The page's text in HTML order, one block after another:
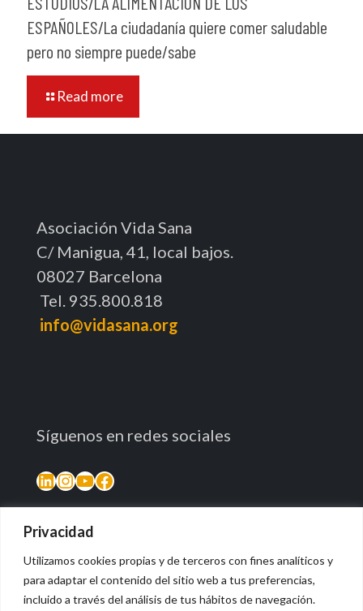
Privacidad
Utilizamos cookies propias y de terceros con fines analíticos y
para adaptar el contenido del sitio web a tus preferencias,
incluido a través del análisis de tus hábitos de navegación.
ESPAÑOLES/La ciudadanía quiere comer saludable
pero no siempre puede/sabe
Read more
Asociación Vida Sana
C/ Manigua, 41, local bajos.
08027 Barcelona
Tel. 935.800.818
info@vidasana.org
Síguenos en redes sociales